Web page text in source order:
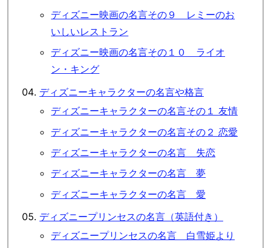
ディズニー映画の名言その９ レミーのお
いしいレストラン
ディズニー映画の名言その１０ ライオ
ン・キング
ディズニーキャラクターの名言や格言
ディズニーキャラクターの名言その１ 友情
ディズニーキャラクターの名言その２ 恋愛
ディズニーキャラクターの名言 失恋
ディズニーキャラクターの名言 夢
ディズニーキャラクターの名言 愛
ディズニープリンセスの名言（英語付き）
ディズニープリンセスの名言 白雪姫より